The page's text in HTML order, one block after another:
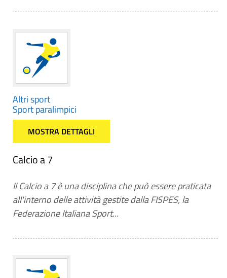
Altri sport
Sport paralimpici
MOSTRA DETTAGLI
Calcio a 7
Il Calcio a 7 è una disciplina che può essere praticata
all'interno delle attività gestite dalla FISPES, la
Federazione Italiana Sport...